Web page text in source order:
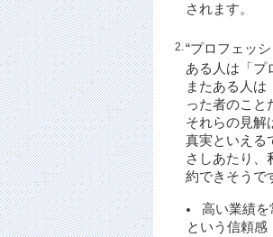
されます。
2.“プロフェッ
ある人は「プ
またある人は
った者のこと
それらの見解
真実といえる
さしあたり、
約できそうで
高い業績
という信頼感